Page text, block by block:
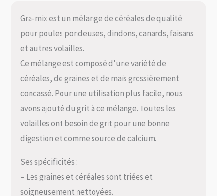
Gra-mix est un mélange de céréales de qualité
pour poules pondeuses, dindons, canards, faisans
et autres volailles.
Ce mélange est composé d'une variété de
céréales, de graines et de maïs grossièrement
concassé. Pour une utilisation plus facile, nous
avons ajouté du grit à ce mélange. Toutes les
volailles ont besoin de grit pour une bonne
digestion et comme source de calcium.
Ses spécificités :
– Les graines et céréales sont triées et
soigneusement nettoyées.